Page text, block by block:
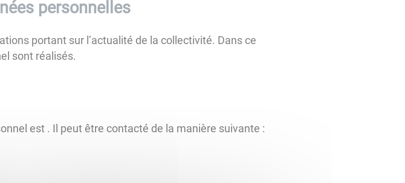
personnelles
portant sur l’actualité de la collectivité. Dans ce
sont réalisés.
est . Il peut être contacté de la manière suivante :